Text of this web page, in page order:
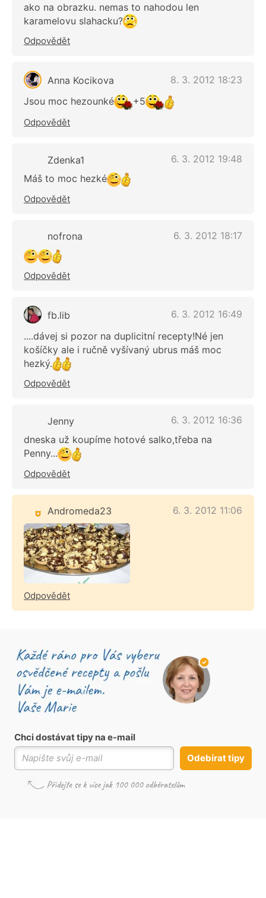
ako na obrazku. nemas to nahodou len
karamelovu slahacku?
Odpovědět
Anna Kocikova
8. 3. 2012 18:23
Jsou moc hezounké
+5
Odpovědět
Zdenka1
6. 3. 2012 19:48
Máš to moc hezké
Odpovědět
nofrona 6. 3. 2012 18:17
Odpovědět
fb.lib
6. 3. 2012 16:49
....dávej si pozor na duplicitní recepty!Né jen
košíčky ale i ručně vyšívaný ubrus máš moc
hezký.
Odpovědět
Jenny
6. 3. 2012 16:36
dneska už koupíme hotové salko,třeba na
Penny...
Odpovědět
Andromeda23 6. 3. 2012 11:06
Odpovědět
Chci dostávat tipy na e-mail
Odebírat tipy